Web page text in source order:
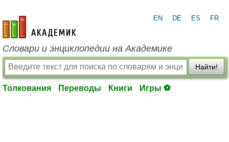
academic.ru
EN DE ES FR
Словари и энциклопедии на Академике
Найти!
Толкования Переводы Книги Игры ⚽